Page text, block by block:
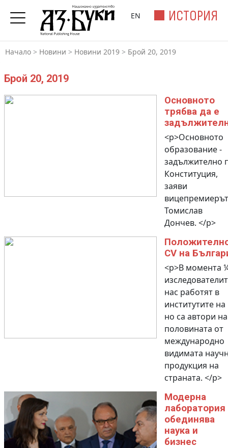
ИСТОРИЯ
EN
Начало > Новини > Новини 2019 > Брой 20, 2019
Брой 20, 2019
Основното
трябва да е
<p>Основното
образование -
задължително
Конституция,
заяви
вицепремиерът
Томислав
Дончев. </p>
CV на
<p>В момента
нас работят в
институтите
но са автори
половината от
международно
видимата
продукция на
страната. </p>
Модерна
лаборатория
обединява
наука и
бизнес